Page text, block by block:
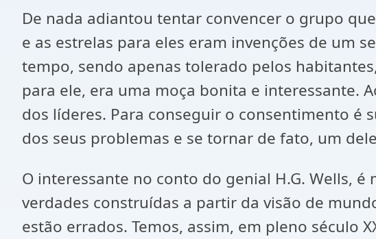
De nada adiantou tentar convencer o grupo
e as estrelas para eles eram invenções de um
tempo, sendo apenas tolerado pelos
para ele, era uma moça bonita e interessante.
dos líderes. Para conseguir o consentimento é
dos seus problemas e se tornar de fato, um
O interessante no conto do genial H.G. Wells,
verdades construídas a partir da visão de
estão errados. Temos, assim, em pleno século